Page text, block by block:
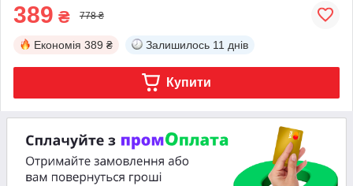
389 ₴ 778 ₴
Економія 389 ₴ Залишилось 11 днів
Купити